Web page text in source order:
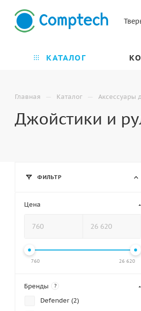
КАТАЛОГ
Главная — Каталог — Аксессуары
Джойстики и
ФИЛЬТР
Цена
760 26 620
Бренды ?
Defender (2)